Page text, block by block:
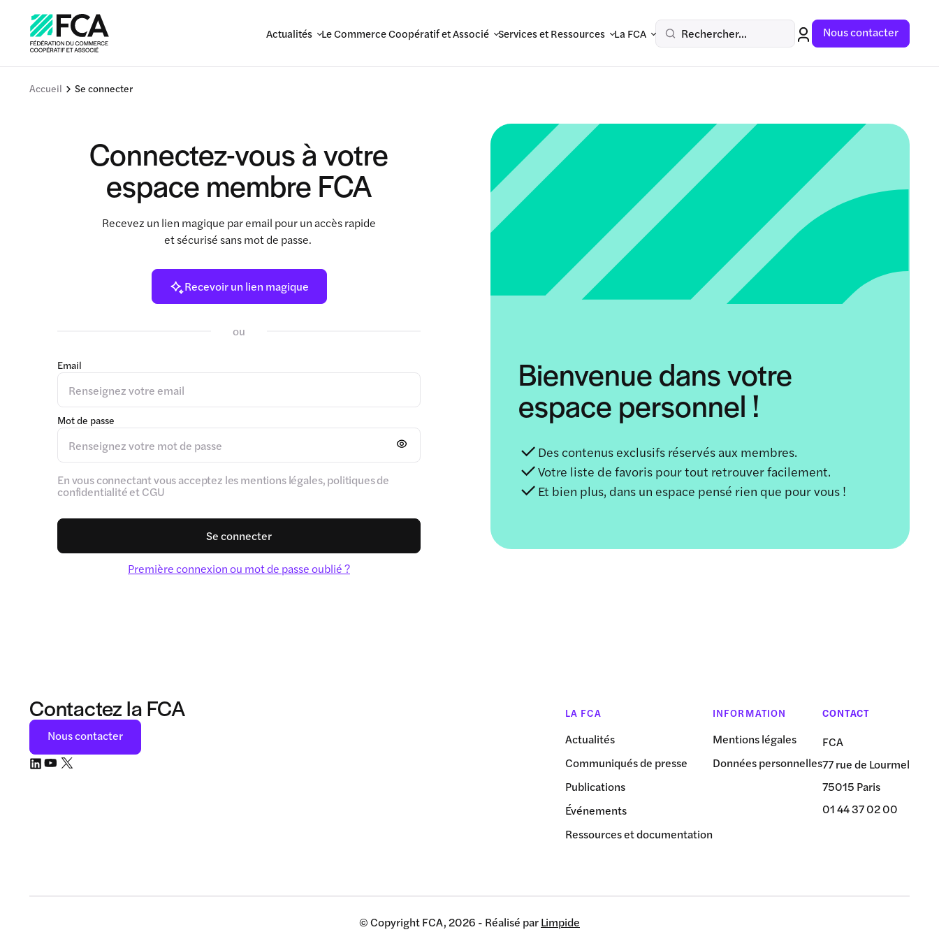
Actualités Le Commerce Coopératif et Associé Services et Ressources La FCA Rechercher... Nous contacter
Accueil Se connecter
Connectez-vous à votre
espace membre FCA
Recevez un lien magique par email pour un accès rapide
et sécurisé sans mot de passe.
Recevoir un lien magique
ou
Email
Mot de passe
En vous connectant vous acceptez les mentions légales, politiques de
confidentialité et CGU
Se connecter
Première connexion ou mot de passe oublié ?
Bienvenue dans votre
espace personnel !
Des contenus exclusifs réservés aux membres.
Votre liste de favoris pour tout retrouver facilement.
Et bien plus, dans un espace pensé rien que pour vous !
Contactez la FCA
Nous contacter
LA FCA
Actualités
Communiqués de presse
Publications
Événements
Ressources et documentation
INFORMATION
Mentions légales
Données personnelles
CONTACT
FCA
77 rue de Lourmel
75015 Paris
01 44 37 02 00
© Copyright FCA, 2026 - Réalisé parLimpide